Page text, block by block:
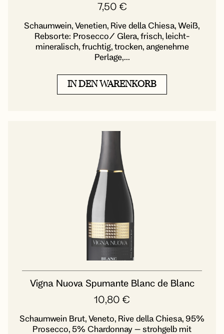
7,50 €
Schaumwein, Venetien, Rive della Chiesa, Weiß,
Rebsorte: Prosecco/ Glera, frisch, leicht-
mineralisch, fruchtig, trocken, angenehme
Perlage,...
IN DEN WARENKORB
Vigna Nuova Spumante Blanc de Blanc
10,80 €
Schaumwein Brut, Veneto, Rive della Chiesa, 95%
Prosecco, 5% Chardonnay – strohgelb mit